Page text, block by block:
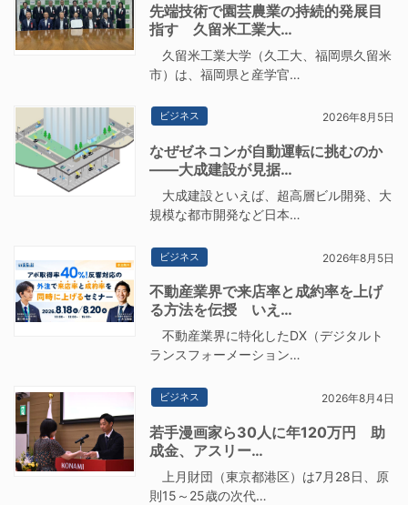
先端技術で園芸農業の持続的発展目
指す 久留米工業大…
久留米工業大学（久工大、福岡県久留米
市）は、福岡県と産学官…
ビジネス 2026年8月5日
なぜゼネコンが自動運転に挑むのか
――大成建設が見据…
大成建設といえば、超高層ビル開発、大
規模な都市開発など日本…
ビジネス 2026年8月5日
不動産業界で来店率と成約率を上げ
る方法を伝授 いえ…
不動産業界に特化したDX（デジタルト
ランスフォーメーション…
ビジネス 2026年8月4日
若手漫画家ら30人に年120万円 助
成金、アスリー…
上月財団（東京都港区）は7月28日、原
則15～25歳の次代…